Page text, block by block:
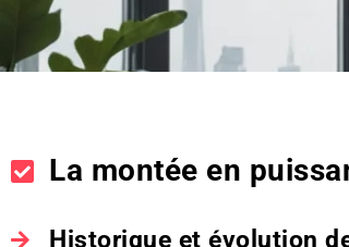
La montée en
Historique et évolution